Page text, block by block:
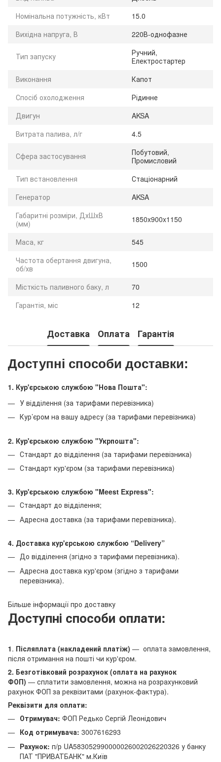
Номінальна потужність, кВт
15.0
Вихідна напруга, В
220В-однофазне
Тип запуску
Ручний,
Електростартер
Виконання
Капот
Спосіб охолодження
Рідинне
Двигун
AKSA
Витрата палива, л/г
4.5
Сфера застосування
Побутовий,
Промисловий
Тип встановлення
Стаціонарний
Генератор
AKSA
Габаритні розміри, ДхШхВ
(мм)
1850x900x1150
Маса, кг
545
Частота обертання двигуна,
об/хв
1500
Місткість паливного баку, л
70
Гарантія, міс
12
Доставка Оплата Гарантія
Доступні способи доставки:
1. Кур'єрською службою "Нова Пошта":
У відділення (за тарифами перевізника)
Кур’єром на вашу адресу (за тарифами перевізника)
2. Кур'єрською службою "Укрпошта":
Стандарт до відділення (за тарифами перевізника)
Стандарт кур'єром (за тарифами перевізника)
3. Кур'єрською службою "Meest Express":
Стандарт до відділення;
Адресна доставка (за тарифами перевізника).
4. Доставка кур'єрською службою “Delivery”
До відділення (згідно з тарифами перевізника).
Адресна доставка кур'єром (згідно з тарифами
перевізника).
Більше інформації про доставку
Доступні способи оплати:
1. Післяплата (накладений платіж) — оплата замовлення,
після отримання на пошті чи кур'єром.
2. Безготівковий розрахунок (оплата на рахунок
ФОП) — сплатити замовлення, можна на розрахунковий
рахунок ФОП за реквізитами (рахунок-фактура).
Реквізити для оплати:
Отримувач: ФОП Редько Сергій Леонідович
Код отримувача: 3007616293
Рахунок: п/р UA583052990000026002026220326 у банку
ПАТ "ПРИВАТБАНК" м.Київ